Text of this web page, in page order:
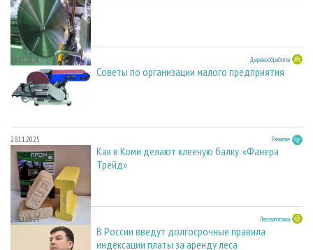
23.03.2026 Деревообработка
Советы по организации малого предприятия
28.11.2025 Развитие
Как в Коми делают клееную балку. «Фанера
Трейд»
28.11.2025 Лесозаготовка
В России введут долгосрочные правила
индексации платы за аренду леса